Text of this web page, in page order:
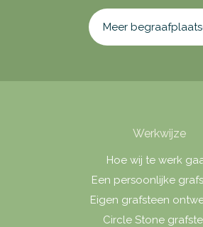
Meer
Werkwijze
Hoe wij te werk
Een persoonlijke
Eigen grafsteen
Circle Stone